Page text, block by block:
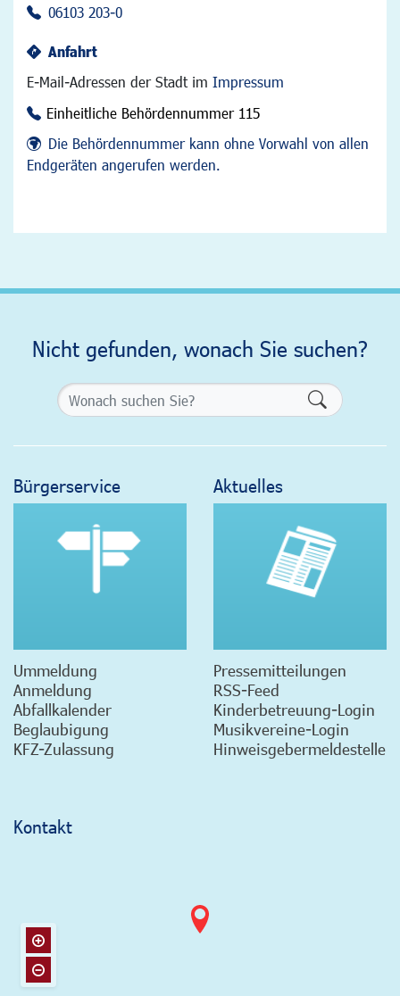
06103 203-0
Anfahrt
E-Mail-Adressen der Stadt im Impressum
Einheitliche Behördennummer 115
Die Behördennummer kann ohne Vorwahl von allen
Endgeräten angerufen werden.
Nicht gefunden, wonach Sie suchen?
Bürgerservice
Ummeldung
Anmeldung
Abfallkalender
Beglaubigung
KFZ-Zulassung
Aktuelles
Pressemitteilungen
RSS-Feed
Kinderbetreuung-Login
Musikvereine-Login
Hinweisgebermeldestelle
Kontakt